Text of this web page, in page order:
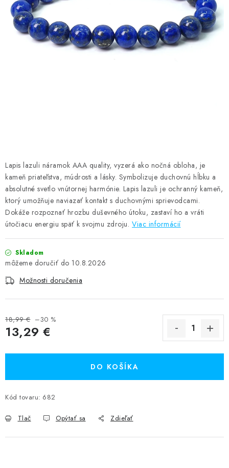
MANDALY
Recenzie zákazníkov
Lapis lazuli náramok AAA quality, vyzerá ako nočná obloha, je
kameň priateľstva, múdrosti a lásky. Symbolizuje duchovnú hĺbku a
absolutné svetlo vnútornej harmónie. Lapis lazuli je ochranný kameň,
ktorý umožňuje naviazať kontakt s duchovnými sprievodcami.
Dokáže rozpoznať hrozbu duševného útoku, zastaví ho a vráti
útočiacu energiu späť k svojmu zdroju. Viac informácií
Skladom
10.8.2026
Možnosti doručenia
18,99 € –30 %
13,29 €
DO KOŠÍKA
Kód tovaru: 682
Tlač Opýtať sa Zdieľať